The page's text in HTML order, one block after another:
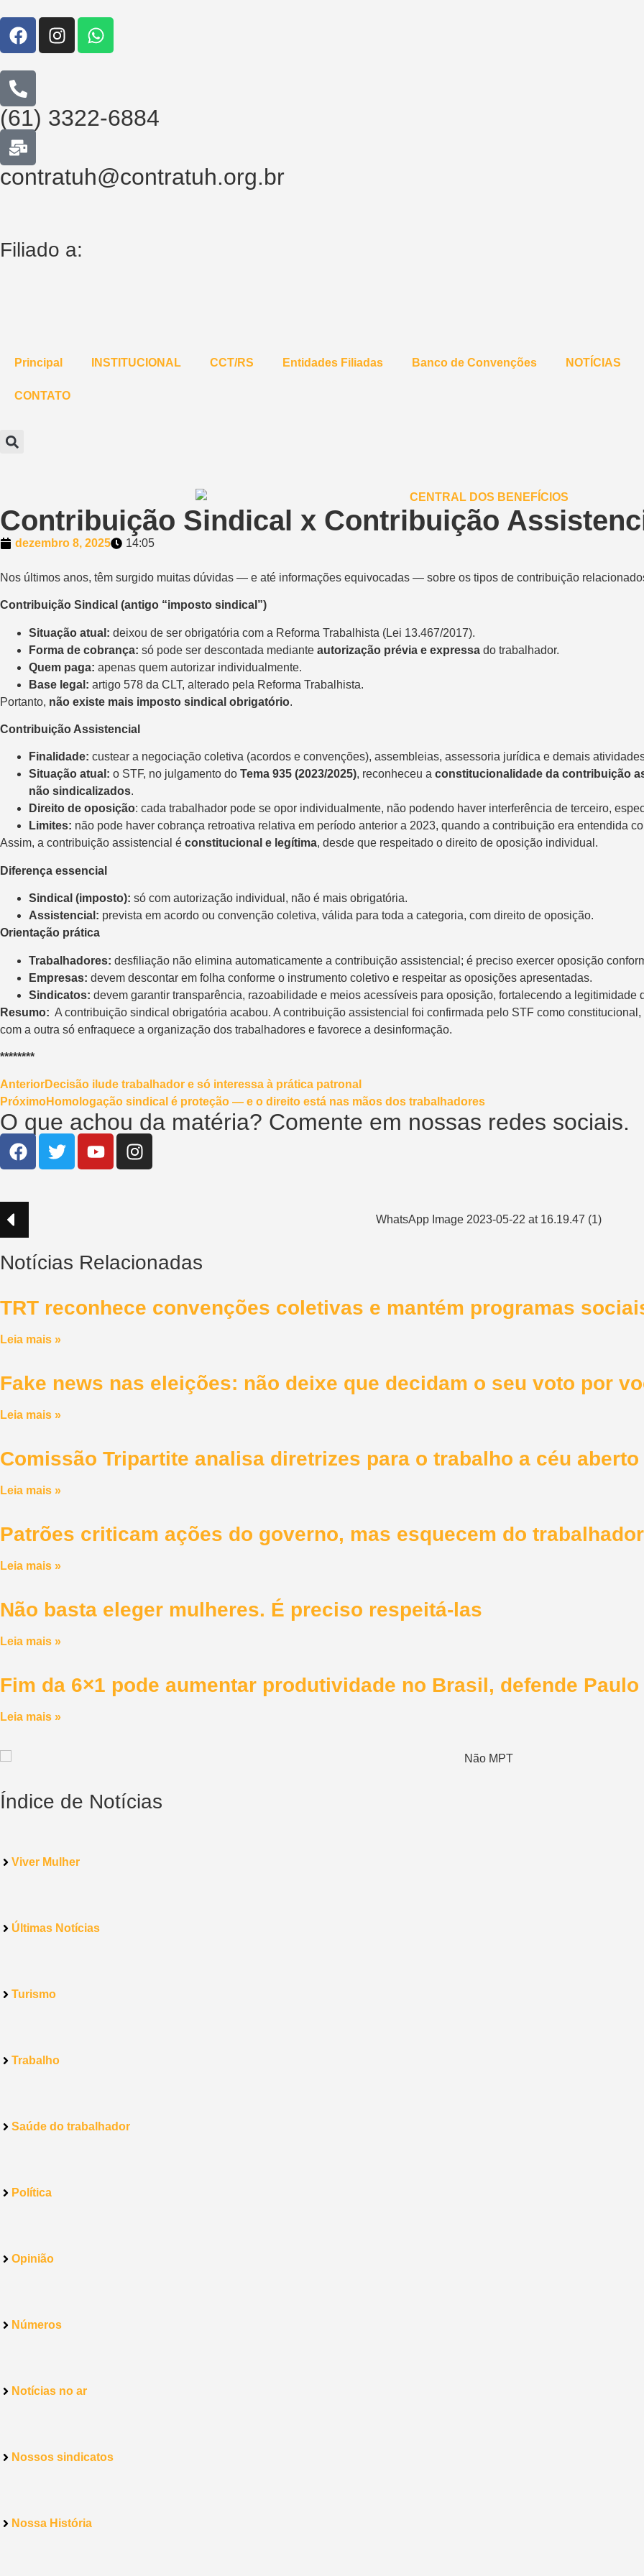
(61) 3322-6884
contratuh@contratuh.org.br
Filiado a:
Principal INSTITUCIONAL CCT/RS Entidades Filiadas Banco de Convenções NOTÍCIAS
CONTATO
Contribuição Sindical x Contribuição
dezembro 8, 2025 14:05
Nos últimos anos, têm surgido muitas dúvidas — e até informações equivocadas — sobre os tipos de contribuição
Contribuição Sindical (antigo “imposto sindical”)
Situação atual: deixou de ser obrigatória com a Reforma Trabalhista (Lei 13.467/2017).
Forma de cobrança: só pode ser descontada mediante autorização prévia e expressa do trabalhador.
Quem paga: apenas quem autorizar individualmente.
Base legal: artigo 578 da CLT, alterado pela Reforma Trabalhista.
Portanto, não existe mais imposto sindical obrigatório.
Contribuição Assistencial
Finalidade: custear a negociação coletiva (acordos e convenções), assembleias, assessoria jurídica e demais
Situação atual: o STF, no julgamento do Tema 935 (2023/2025), reconheceu a constitucionalidade da contribuição
não sindicalizados.
Direito de oposição: cada trabalhador pode se opor individualmente, não podendo haver interferência de terceiro,
Limites: não pode haver cobrança retroativa relativa em período anterior a 2023, quando a contribuição era entendida
Assim, a contribuição assistencial é constitucional e legítima, desde que respeitado o direito de oposição individual.
Diferença essencial
Sindical (imposto): só com autorização individual, não é mais obrigatória.
Assistencial: prevista em acordo ou convenção coletiva, válida para toda a categoria, com direito de oposição.
Orientação prática
Trabalhadores: desfiliação não elimina automaticamente a contribuição assistencial; é preciso exercer oposição
Empresas: devem descontar em folha conforme o instrumento coletivo e respeitar as oposições apresentadas.
Sindicatos: devem garantir transparência, razoabilidade e meios acessíveis para oposição, fortalecendo a legitimidade
Resumo: A contribuição sindical obrigatória acabou. A contribuição assistencial foi confirmada pelo STF como
com a outra só enfraquece a organização dos trabalhadores e favorece a desinformação.
********
AnteriorDecisão ilude trabalhador e só interessa à prática patronal
PróximoHomologação sindical é proteção — e o direito está nas mãos dos trabalhadores
O que achou da matéria? Comente em nossas redes sociais.
Notícias Relacionadas
TRT reconhece convenções coletivas e mantém programas
Leia mais »
Fake news nas eleições: não deixe que decidam o seu voto por
Leia mais »
Comissão Tripartite analisa diretrizes para o trabalho a céu aberto
Leia mais »
Patrões criticam ações do governo, mas esquecem do trabalhador
Leia mais »
Não basta eleger mulheres. É preciso respeitá-las
Leia mais »
Fim da 6×1 pode aumentar produtividade no Brasil, defende Paulo
Leia mais »
Índice de Notícias
Viver Mulher
Últimas Notícias
Turismo
Trabalho
Saúde do trabalhador
Política
Opinião
Números
Notícias no ar
Nossos sindicatos
Nossa História